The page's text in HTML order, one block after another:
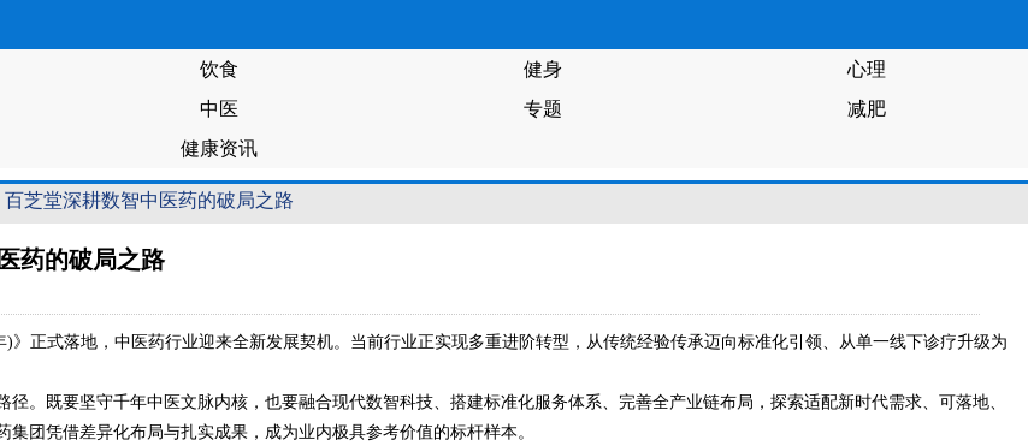
饮食 健身
心理
中医 专题
减肥
健康资讯
芝堂深耕数智中医药的破局之路
药的破局之路
》正式落地，中医药行业迎来全新发展契机。当前行业正实现多重进阶转型，从传统经验传承迈向标准化引领、从单一线下诊疗升级为
。既要坚守千年中医文脉内核，也要融合现代数智科技、搭建标准化服务体系、完善全产业链布局，探索适配新时代需求、可落地、
团凭借差异化布局与扎实成果，成为业内极具参考价值的标杆样本。